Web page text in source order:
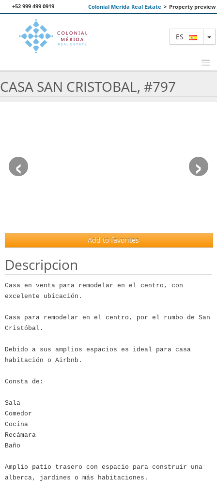
+52 999 499 0919 Colonial Merida Real Estate > Property preview
ES
CASA SAN CRISTOBAL, #797
‹ ›
Add to favorites
Descripcion
Casa en venta para remodelar en el centro, con
excelente ubicación.
Casa para remodelar en el centro, por el rumbo de San
Cristóbal.
Debido a sus amplios espacios es ideal para casa
habitación o Airbnb.
Consta de:
Sala
Comedor
Cocina
Recámara
Baño
Amplio patio trasero con espacio para construir una
alberca, jardines o más habitaciones.